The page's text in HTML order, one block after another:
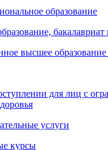
образование
бакалавриат
высшее образование
для лиц с
услуги
курсы